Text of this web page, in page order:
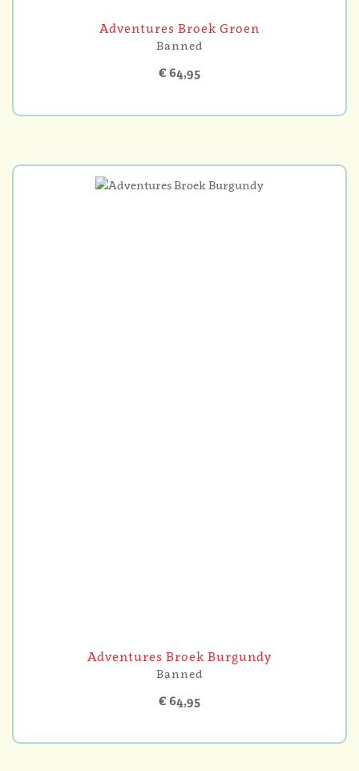
Adventures Broek Groen
Banned
€ 64,95
Adventures Broek Burgundy
Banned
€ 64,95